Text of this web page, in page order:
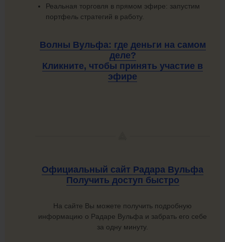
Реальная торговля в прямом эфире: запустим
портфель стратегий в работу.
Волны Вульфа: где деньги на самом
деле?
Кликните, чтобы принять участие в
эфире
Официальный сайт Радара Вульфа
Получить доступ быстро
На сайте Вы можете получить подробную
информацию о Радаре Вульфа и забрать его себе
за одну минуту.